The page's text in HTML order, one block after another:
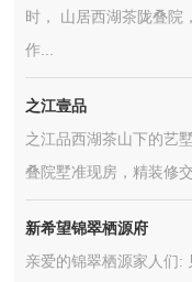
时， 山居西湖茶陇叠院
作...
之江壹品
之江品西湖茶山下的艺
叠院墅准现房，精装修交
新希望锦翠栖源府
亲爱的锦翠栖源家人们: